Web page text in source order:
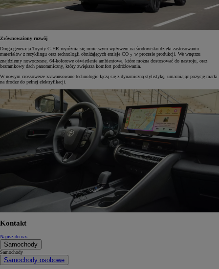
Zrównoważony rozwój
Druga generacja Toyoty C-HR wyróżnia się mniejszym wpływem na środowisko dzięki zastosowaniu
materiałów z recyklingu oraz technologii obniżających emisje CO 2 w procesie produkcji. We wnętrzu
znajdziemy nowoczesne, 64-kolorowe oświetlenie ambientowe, które można dostosować do nastroju, oraz
bezramkowy dach panoramiczny, który zwiększa komfort podróżowania.
W nowym crossowerze zaawansowane technologie łączą się z dynamiczną stylistykę, umacniając pozycję marki
na drodze do pełnej elektryfikacji.
Kontakt
Napisz do nas
Samochody
Samochody
Samochody osobowe